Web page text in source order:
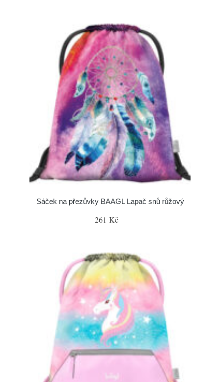
Sáček na přezůvky BAAGL Lapač snů růžový
261 Kč